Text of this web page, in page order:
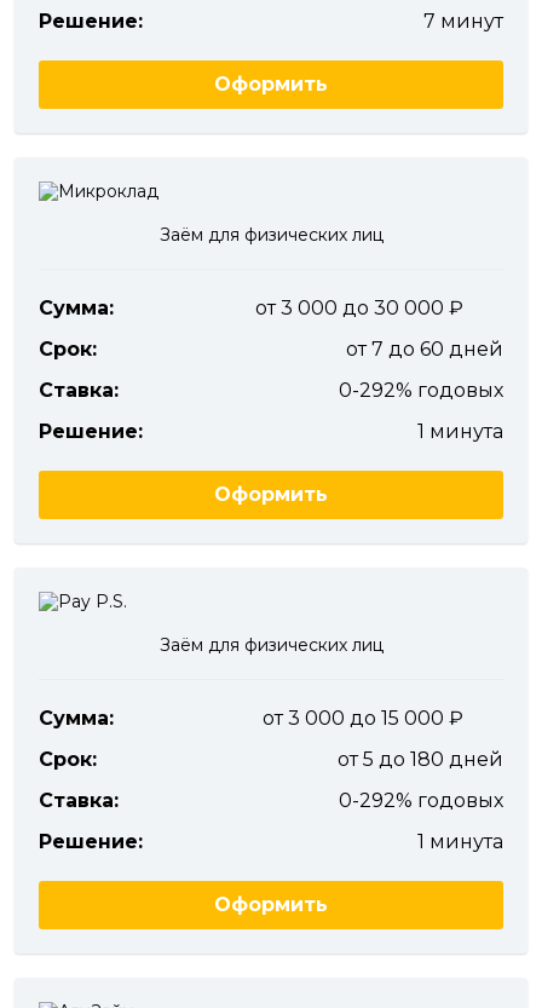
Решение:
7 минут
Оформить
Заём для физических лиц
Сумма:
от 3 000 до 30 000
Срок:
от 7 до 60 дней
Ставка:
0-292% годовых
Решение:
1 минута
Оформить
Заём для физических лиц
Сумма:
от 3 000 до 15 000
Срок:
от 5 до 180 дней
Ставка:
0-292% годовых
Решение:
1 минута
Оформить